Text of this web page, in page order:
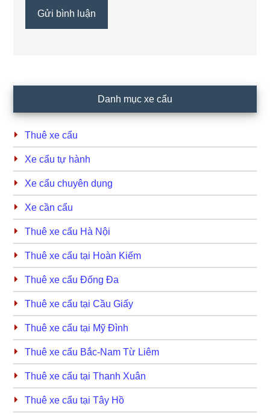
Sidebar
Danh mục xe cẩu
Thuê xe cẩu
Xe cẩu tự hành
Xe cẩu chuyên dụng
Xe cần cẩu
Thuê xe cẩu Hà Nội
Thuê xe cẩu tại Hoàn Kiếm
Thuê xe cẩu Đống Đa
Thuê xe cẩu tại Cầu Giấy
Thuê xe cẩu tại Mỹ Đình
Thuê xe cẩu Bắc-Nam Từ Liêm
Thuê xe cẩu tại Thanh Xuân
Thuê xe cẩu tại Tây Hồ